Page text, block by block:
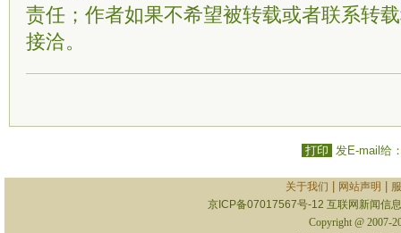
责任；作者如果不希望被转载或者联系转
接洽。
打印 发E-mail给
关于我们 网站声明
京ICP备07017567号-12 互联网新闻信
Copyright @ 2007-